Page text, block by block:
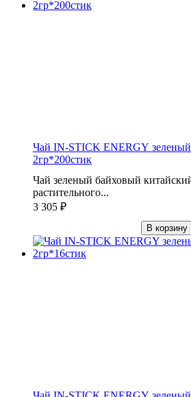
Чай IN-STICK ENERGY
2гр*200стик
Чай зеленый байховый
растительного...
3 305 ₽
В корзину